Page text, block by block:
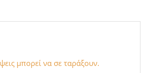
μπορεί να σε ταράξουν.